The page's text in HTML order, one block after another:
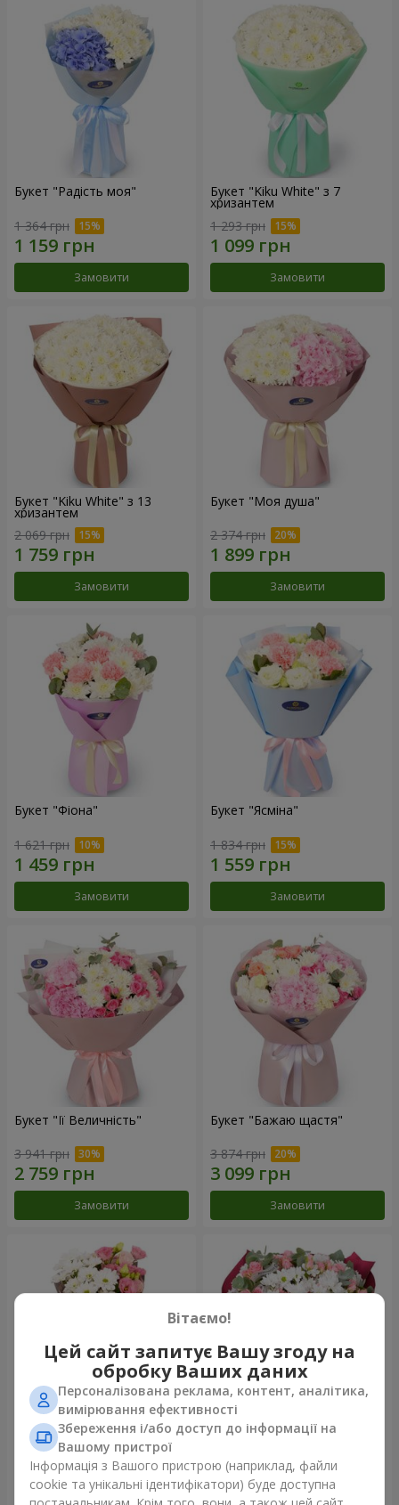
Букет "Радість моя"
1 364 грн
Замовити
Букет "Kiku White" з 7
хризантем
1 293 грн
Замовити
Букет "Kiku White" з 13
хризантем
2 069 грн
Замовити
Букет "Моя душа"
2 374 грн
Замовити
Букет "Фіона"
1 621 грн
Замовити
Букет "Ясміна"
1 834 грн
Замовити
Букет "Її Величність"
3 941 грн
Замовити
Букет "Бажаю щастя"
3 874 грн
Замовити
Букет "Юмокі"
1 175 грн
Букет "Чарівність ніжності"
3 199 грн
Вітаємо!
Цей сайт запитує Вашу згоду на
обробку Ваших даних
Персоналізована реклама, контент, аналітика,
вимірювання ефективності
Збереження і/або доступ до інформації на
Вашому пристрої
Інформація з Вашого пристрою (наприклад, файли
cookie та унікальні ідентифікатори) буде доступна